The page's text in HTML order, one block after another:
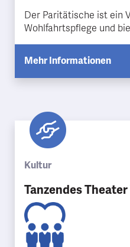
Der Paritätische ist ein
Wohlfahrtspflege und
auf Rädern", Se…
Mehr Informationen
Kultur
Tanzendes